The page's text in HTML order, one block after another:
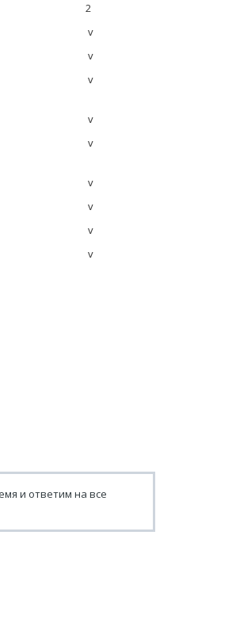
2
v
v
v
v
v
v
v
v
v
и ответим на все